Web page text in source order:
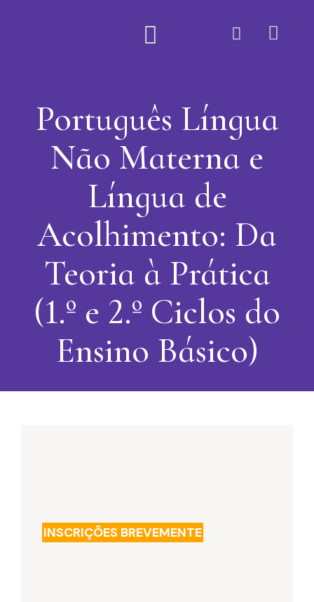
Português Língua
Não Materna e
Língua de
Acolhimento: Da
Teoria à Prática
(1.º e 2.º Ciclos do
Ensino Básico)
INSCRIÇÕES BREVEMENTE